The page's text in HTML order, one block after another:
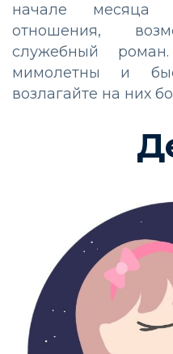
начале месяца
отношения,
служебный
мимолетны и
возлагайте на них